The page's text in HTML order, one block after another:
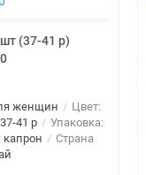
(37-41 р)
женщин
Цвет:
37-41 р
Упаковка:
капрон
Страна